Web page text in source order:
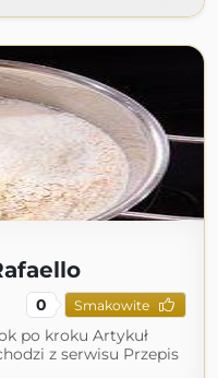
0 Smakowite
po kroku Artykuł
z serwisu Przepis